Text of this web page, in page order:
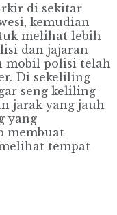
di sekitar
kemudian
melihat lebih
dan jajaran
mobil polisi telah
Di sekeliling
seng keliling
jarak yang jauh
yang
membuat
tempat